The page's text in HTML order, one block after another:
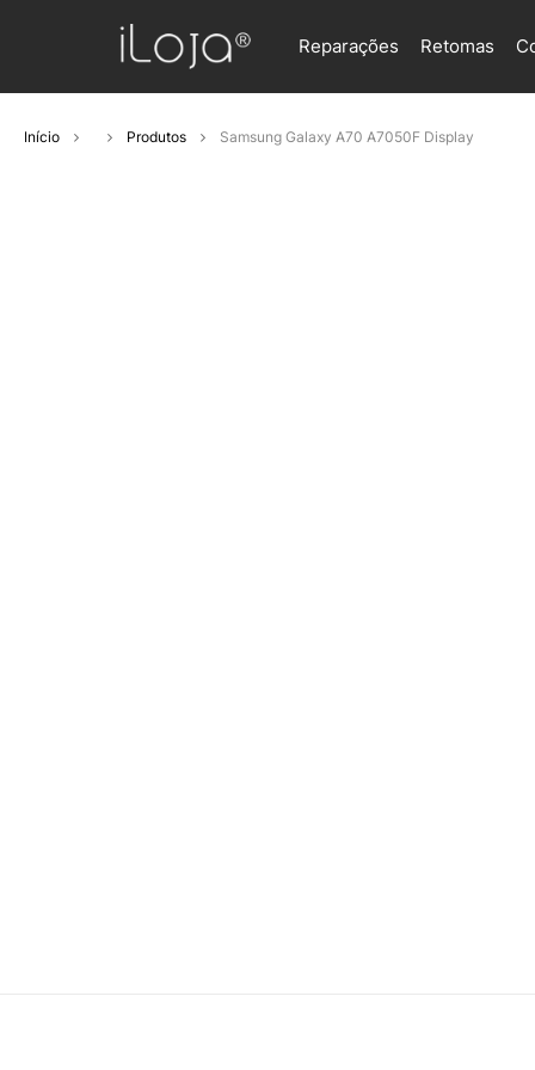
Reparações Retomas
Início Produtos Samsung Galaxy A70 A7050F Display